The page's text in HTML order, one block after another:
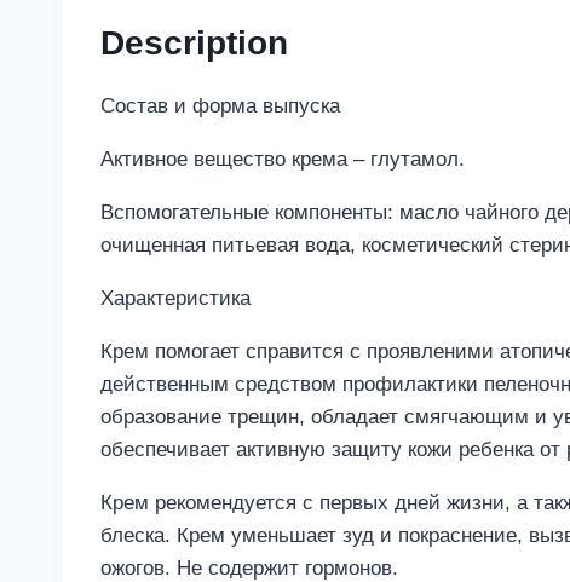
Description
Состав и форма выпуска
Активное вещество крема – глутамол.
Вспомогательные компоненты: масло чайного
очищенная питьевая вода, косметический
Характеристика
Крем помогает справится с проявленими
действенным средством профилактики
образование трещин, обладает смягчающим и
обеспечивает активную защиту кожи ребенка
Крем рекомендуется с первых дней жизни, а
блеска. Крем уменьшает зуд и покраснение,
ожогов. Не содержит гормонов.